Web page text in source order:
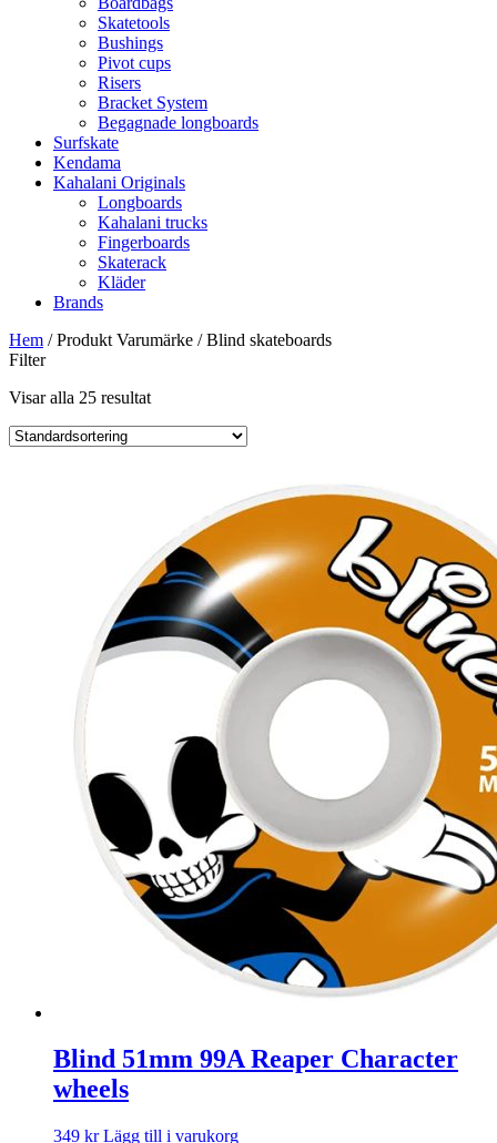
Skatetools
Bushings
Pivot cups
Risers
Bracket System
Begagnade longboards
Surfskate
Kendama
Kahalani Originals
Longboards
Kahalani trucks
Fingerboards
Skaterack
Kläder
Brands
Hem / Produkt Varumärke / Blind skateboards
Filter
Visar alla 25 resultat
Blind 51mm 99A Reaper Character
wheels
349 kr Lägg till i varukorg